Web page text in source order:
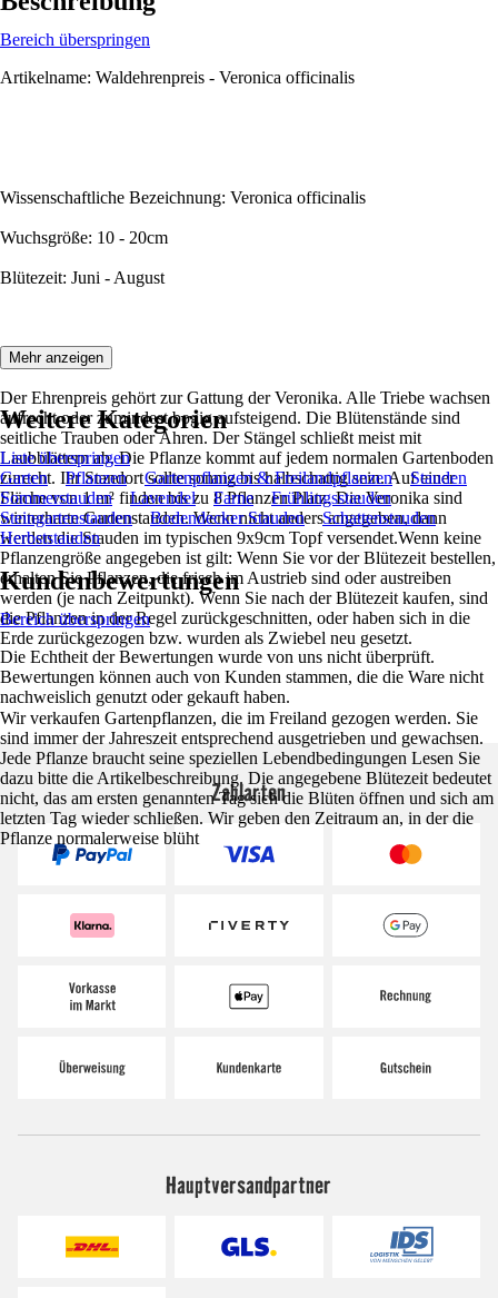
Bereich überspringen
Artikelname: Waldehrenpreis - Veronica officinalis
Wissenschaftliche Bezeichnung: Veronica officinalis
Wuchsgröße: 10 - 20cm
Blütezeit: Juni - August
Beschreibung:
Der Ehrenpreis gehört zur Gattung der Veronika. Alle Triebe wachsen
aufrecht oder zumindest bogig aufsteigend. Die Blütenstände sind
seitliche Trauben oder Ähren. Der Stängel schließt meist mit
Laubblättern ab. Die Pflanze kommt auf jedem normalen Gartenboden
zurecht. Ihr Standort sollte sonnig bis halbschattig sein. Auf einer
Fläche von 1 m² finden bis zu 8 Pflanzen Platz. Die Veronika sind
winterharte Gartenstauden. Wenn nicht anders angegeben, dann
werden die Stauden im typischen 9x9cm Topf versendet.Wenn keine
Pflanzengröße angegeben ist gilt: Wenn Sie vor der Blütezeit bestellen,
erhalten Sie Pflanzen, die frisch im Austrieb sind oder austreiben
werden (je nach Zeitpunkt). Wenn Sie nach der Blütezeit kaufen, sind
die Pflanzen in der Regel zurückgeschnitten, oder haben sich in die
Erde zurückgezogen bzw. wurden als Zwiebel neu gesetzt.
Wir verkaufen Gartenpflanzen, die im Freiland gezogen werden. Sie
sind immer der Jahreszeit entsprechend ausgetrieben und gewachsen.
Jede Pflanze braucht seine speziellen Lebendbedingungen Lesen Sie
dazu bitte die Artikelbeschreibung. Die angegebene Blütezeit bedeutet
nicht, das am ersten genannten Tag sich die Blüten öffnen und sich am
letzten Tag wieder schließen. Wir geben den Zeitraum an, in der die
Pflanze normalerweise blüht
Mehr anzeigen
Weitere Kategorien
Liste überspringen
Garten
Pflanzen Gartenpflanzen & Freilandpflanzen
Stauden
Sommerstauden
Lavendel Farne
Frühlingsstauden
Steingartenstauden
Bodendecker Stauden
Schattenstauden
Herbststauden
Kundenbewertungen
Bereich überspringen
Die Echtheit der Bewertungen wurde von uns nicht überprüft.
Bewertungen können auch von Kunden stammen, die die Ware nicht
nachweislich genutzt oder gekauft haben.
Zahlarten
Hauptversandpartner